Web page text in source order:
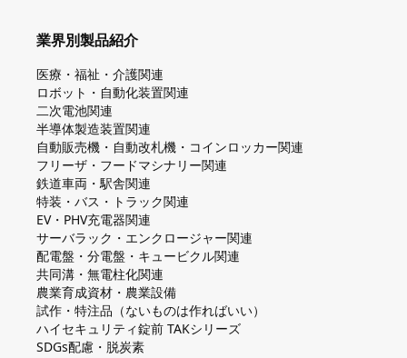
業界別製品紹介
医療・福祉・介護関連
ロボット・自動化装置関連
二次電池関連
半導体製造装置関連
自動販売機・自動改札機・コインロッカー関連
フリーザ・フードマシナリー関連
鉄道車両・駅舎関連
特装・バス・トラック関連
EV・PHV充電器関連
サーバラック・エンクロージャー関連
配電盤・分電盤・キュービクル関連
共同溝・無電柱化関連
農業育成資材・農業設備
試作・特注品（ないものは作ればいい）
ハイセキュリティ錠前 TAKシリーズ
SDGs配慮・脱炭素